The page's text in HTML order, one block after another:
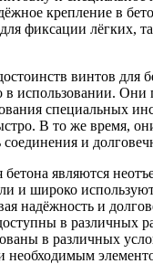
крепление в
для фиксации лёгких,
винтов для
в использовании.
специальных
В то же время,
и
являются
и широко
надёжность и
в различных
в различных
необходимым